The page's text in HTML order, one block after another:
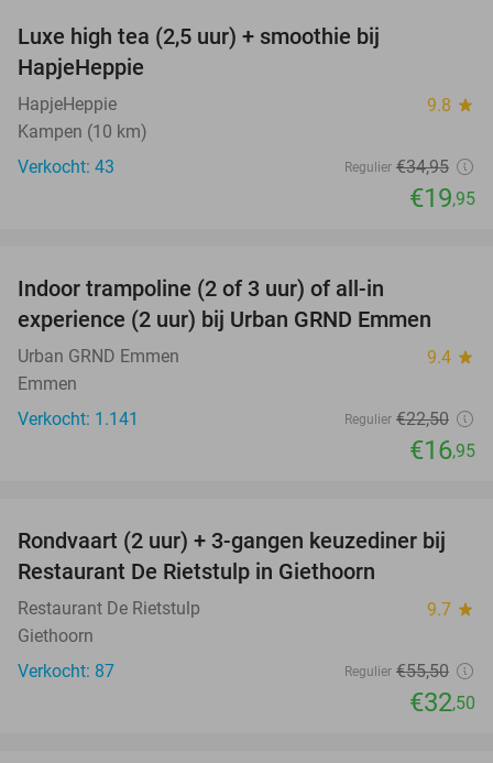
Luxe high tea (2,5 uur) + smoothie bij
HapjeHeppie
HapjeHeppie 9.8 star
Kampen (10 km)
Verkocht: 43
Regulier €34,95
€19,95
Indoor trampoline (2 of 3 uur) of all-in
experience (2 uur) bij Urban GRND Emmen
Urban GRND Emmen 9.4 star
Emmen
Verkocht: 1.141
Regulier €22,50
€16,95
41%
Rondvaart (2 uur) + 3-gangen keuzediner bij
Restaurant De Rietstulp in Giethoorn
Restaurant De Rietstulp 9.7 star
Giethoorn
Verkocht: 87
Regulier €55,50
€32,50